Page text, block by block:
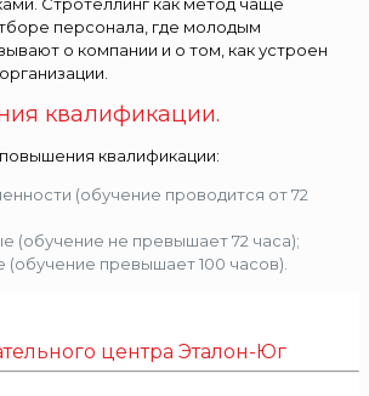
персонала, где молодым
о компании и о том, как устроен
квалификации.
квалификации:
(обучение проводится от 72
(обучение не превышает 72 часа);
(обучение превышает 100 часов).
центра Эталон-Юг